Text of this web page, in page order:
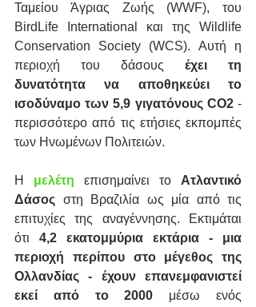
Ταμείου Άγριας Ζωής (WWF), του
BirdLife International και της Wildlife
Conservation Society (WCS). Αυτή η
περιοχή του δάσους έχει τη
δυνατότητα να αποθηκεύει το
ισοδύναμο των 5,9 γιγατόνους CO2 -
περισσότερο από τις ετήσιες εκπομπές
των Ηνωμένων Πολιτειών.
Η μελέτη επισημαίνει το Ατλαντικό
Δάσος στη Βραζιλία ως μία από τις
επιτυχίες της αναγέννησης. Εκτιμάται
ότι 4,2 εκατομμύρια εκτάρια - μια
περιοχή περίπου στο μέγεθος της
Ολλανδίας - έχουν επανεμφανιστεί
εκεί από το 2000 μέσω ενός